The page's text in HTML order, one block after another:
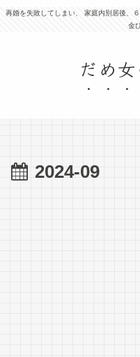
再婚を失敗してしまい、 家庭内別居後、
金
だめ
2024-09